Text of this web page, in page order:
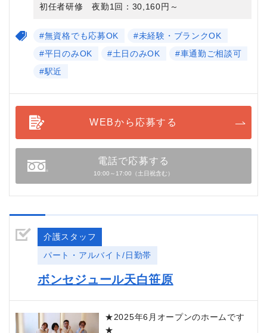
初任者研修 夜勤1回：30,160円～
#無資格でも応募OK
#未経験・ブランクOK
#平日のみOK
#土日のみOK
#車通勤ご相談可
#駅近
WEBから応募する
電話で応募する
10:00～17:00（土日祝含む）
介護スタッフ
パート・アルバイト/日勤帯
ボンセジュール天白笹原
★2025年6月オープンのホームです
★